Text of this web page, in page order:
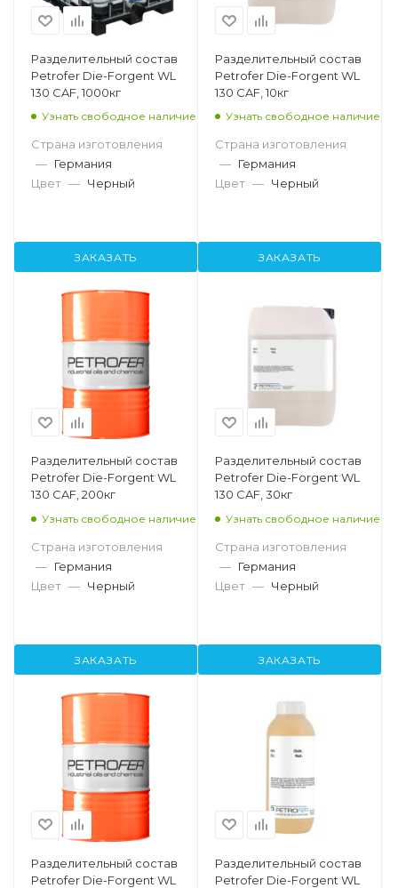
Разделительный состав
Petrofer Die-Forgent WL
130 CAF, 1000кг
Узнать свободное наличие
Страна изготовления
— Германия
Цвет — Черный
ЗАКАЗАТЬ
Разделительный состав
Petrofer Die-Forgent WL
130 CAF, 10кг
Узнать свободное наличие
Страна изготовления
— Германия
Цвет — Черный
ЗАКАЗАТЬ
Разделительный состав
Petrofer Die-Forgent WL
130 CAF, 200кг
Узнать свободное наличие
Страна изготовления
— Германия
Цвет — Черный
ЗАКАЗАТЬ
Разделительный состав
Petrofer Die-Forgent WL
130 CAF, 30кг
Узнать свободное наличие
Страна изготовления
— Германия
Цвет — Черный
ЗАКАЗАТЬ
Разделительный состав
Petrofer Die-Forgent WL
Разделительный состав
Petrofer Die-Forgent WL